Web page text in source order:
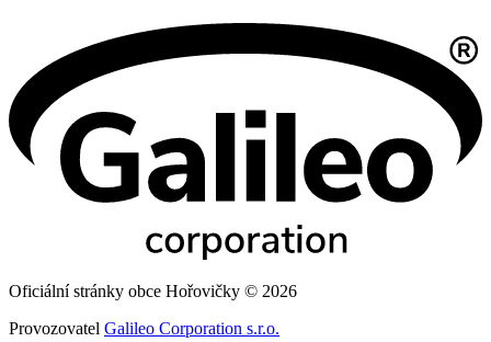
Oficiální stránky obce Hořovičky © 2026
Provozovatel Galileo Corporation s.r.o.